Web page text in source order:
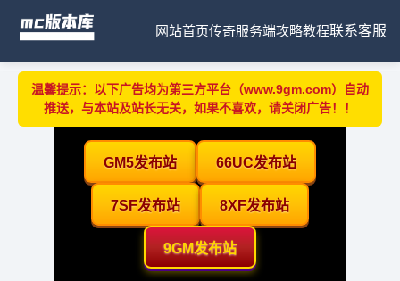
网站首页传奇服务端攻略教程联系客服
温馨提示：以下广告均为第三方平台（www.9gm.com）自动
推送，与本站及站长无关，如果不喜欢，请关闭广告！！